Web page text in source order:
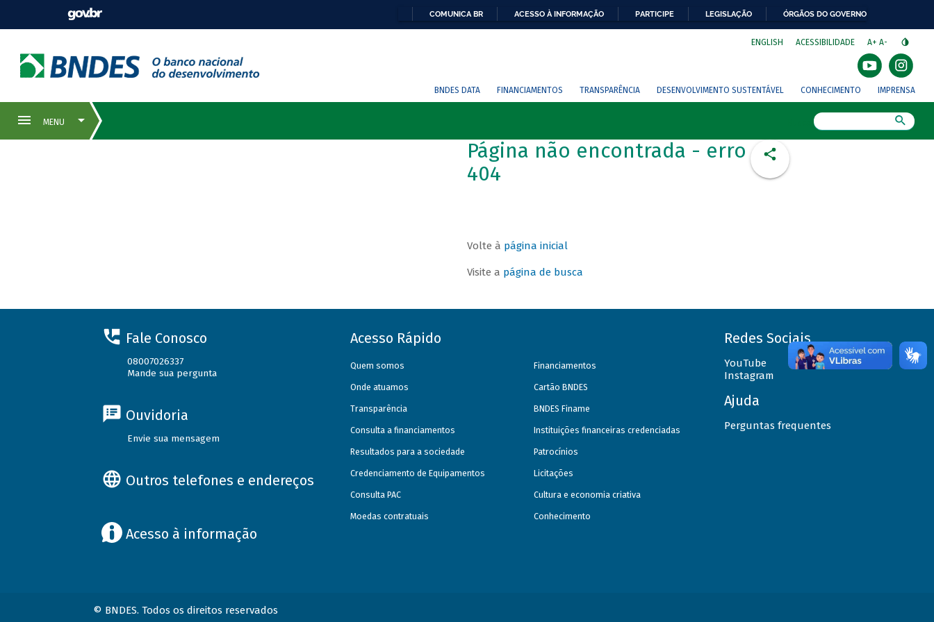
COMUNICA BR ACESSO À INFORMAÇÃO PARTICIPE LEGISLAÇÃO ÓRGÃOS DO GOVERNO
ENGLISH ACESSIBILIDADE A+ A-
BNDES DATA FINANCIAMENTOS TRANSPARÊNCIA DESENVOLVIMENTO SUSTENTÁVEL CONHECIMENTO IMPRENSA
Página não encontrada - erro
404
Volte à página inicial
Visite a página de busca
Fale Conosco
08007026337
Mande sua pergunta
Ouvidoria
Envie sua mensagem
Outros telefones e endereços
Acesso à informação
Acesso Rápido
Quem somos
Onde atuamos
Transparência
Consulta a financiamentos
Resultados para a sociedade
Credenciamento de Equipamentos
Consulta PAC
Moedas contratuais
Financiamentos
Cartão BNDES
BNDES Finame
Instituições financeiras credenciadas
Patrocínios
Licitações
Cultura e economia criativa
Conhecimento
Redes Sociais
YouTube
Instagram
Ajuda
Perguntas frequentes
© BNDES. Todos os direitos reservados